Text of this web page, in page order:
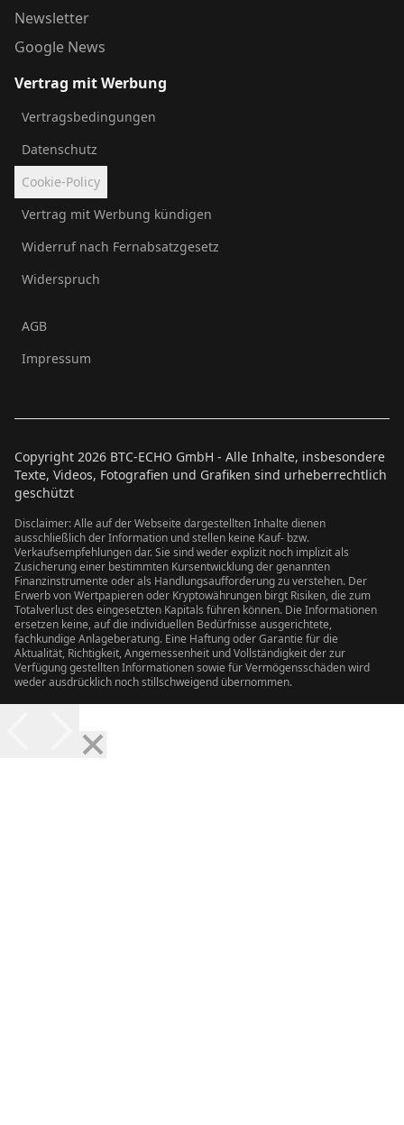
Newsletter
Google News
Vertrag mit Werbung
Vertragsbedingungen
Datenschutz
Cookie-Policy
Vertrag mit Werbung kündigen
Widerruf nach Fernabsatzgesetz
Widerspruch
AGB
Impressum
Copyright 2026 BTC-ECHO GmbH - Alle Inhalte, insbesondere
Texte, Videos, Fotografien und Grafiken sind urheberrechtlich
geschützt
Disclaimer: Alle auf der Webseite dargestellten Inhalte dienen
ausschließlich der Information und stellen keine Kauf- bzw.
Verkaufsempfehlungen dar. Sie sind weder explizit noch implizit als
Zusicherung einer bestimmten Kursentwicklung der genannten
Finanzinstrumente oder als Handlungsaufforderung zu verstehen. Der
Erwerb von Wertpapieren oder Kryptowährungen birgt Risiken, die zum
Totalverlust des eingesetzten Kapitals führen können. Die Informationen
ersetzen keine, auf die individuellen Bedürfnisse ausgerichtete,
fachkundige Anlageberatung. Eine Haftung oder Garantie für die
Aktualität, Richtigkeit, Angemessenheit und Vollständigkeit der zur
Verfügung gestellten Informationen sowie für Vermögensschäden wird
weder ausdrücklich noch stillschweigend übernommen.